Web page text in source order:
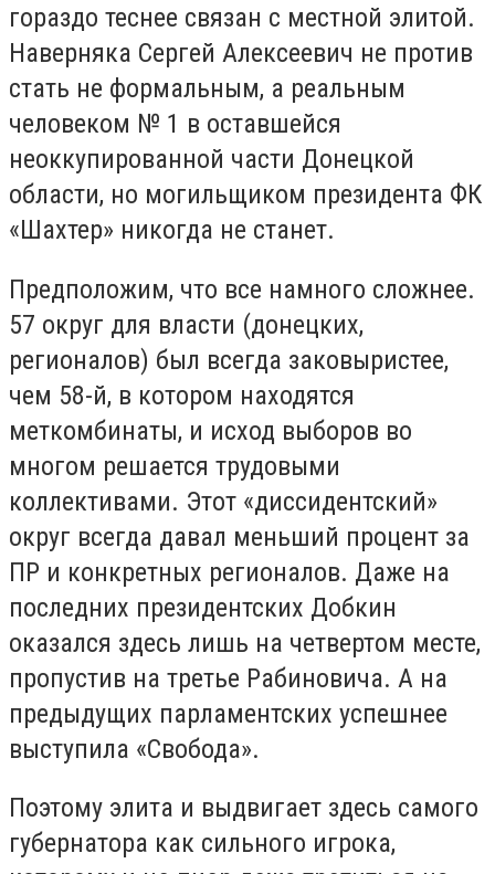
гораздо теснее связан с местной элитой.
Наверняка Сергей Алексеевич не против
стать не формальным, а реальным
человеком № 1 в оставшейся
неоккупированной части Донецкой
области, но могильщиком президента ФК
«Шахтер» никогда не станет.
Предположим, что все намного сложнее.
57 округ для власти (донецких,
регионалов) был всегда заковыристее,
чем 58-й, в котором находятся
меткомбинаты, и исход выборов во
многом решается трудовыми
коллективами. Этот «диссидентский»
округ всегда давал меньший процент за
ПР и конкретных регионалов. Даже на
последних президентских Добкин
оказался здесь лишь на четвертом месте,
пропустив на третье Рабиновича. А на
предыдущих парламентских успешнее
выступила «Свобода».
Поэтому элита и выдвигает здесь самого
губернатора как сильного игрока,